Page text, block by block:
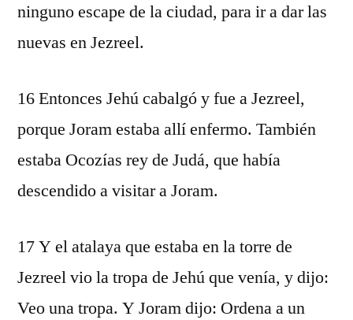
ninguno escape de la ciudad, para ir a dar las
nuevas en Jezreel.
16 Entonces Jehú cabalgó y fue a Jezreel,
porque Joram estaba allí enfermo. También
estaba Ocozías rey de Judá, que había
descendido a visitar a Joram.
17 Y el atalaya que estaba en la torre de
Jezreel vio la tropa de Jehú que venía, y dijo:
Veo una tropa. Y Joram dijo: Ordena a un